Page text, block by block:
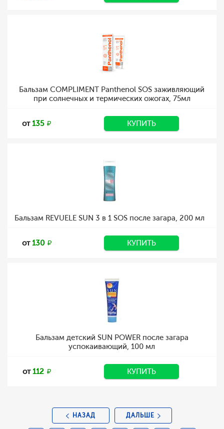
Бальзам COMPLIMENT Panthenol SOS заживляющий
при солнечных и термических ожогах, 75мл
от135 КУПИТЬ
Бальзам REVUELE SUN 3 в 1 SOS после загара, 200 мл
от130 КУПИТЬ
Бальзам детский SUN POWER после загара
успокаивающий, 100 мл
от112 КУПИТЬ
НАЗАД ДАЛЬШЕ